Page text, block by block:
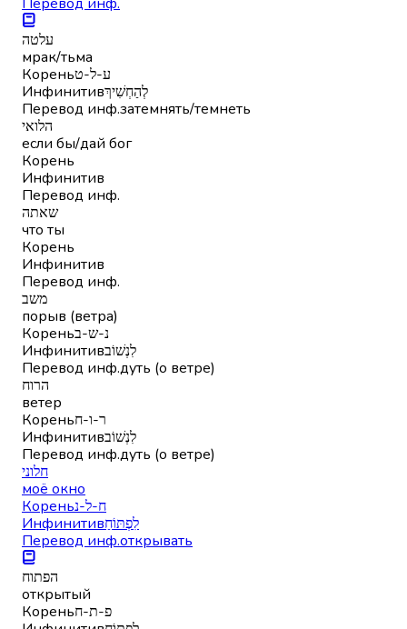
עלטה
мрак/тьма
Кореньע-ל-ט
Инфинитивלְהַחְשִׁיךְ
Перевод инф.затемнять/темнеть
הלואי
если бы/дай бог
Корень
Инфинитив
Перевод инф.
שאתה
что ты
Корень
Инфинитив
Перевод инф.
משב
порыв (ветра)
Кореньנ-ש-ב
Инфинитивלִנְשׁוֹב
Перевод инф.дуть (о ветре)
הרוח
ветер
Кореньר-ו-ח
Инфинитивלִנְשׁוֹב
Перевод инф.дуть (о ветре)
חלוני
моё окно
Кореньח-ל-נ
Инфинитивלִפְתּוֹחַ
Перевод инф.открывать
הפתוח
открытый
Кореньפ-ת-ח